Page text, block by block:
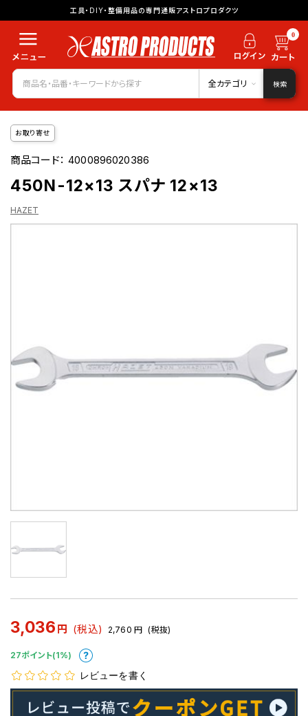
工具・DIY・整備用品の専門通販アストロプロダクツ
0
全カテゴリ 検索
お取り寄せ
商品コード：4000896020386
450N-12×13 スパナ 12×13
HAZET
3,036 円 (税込) 2,760 円 (税抜)
27ポイント(1%)
レビューを書く